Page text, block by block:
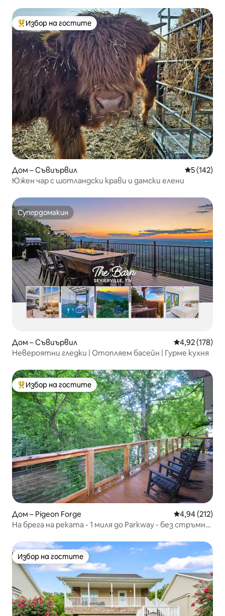
Най-популярен избор на гостите
Избор на гостите
Дом – Съвиървил Средна
5 (142)
Южен чар с шотландски крави и дамски елени
Супердомакин
Супердомакин
Дом – Съвиървил Средна
4,92 (178)
Невероятни гледки | Отопляем басейн | Гурме кухня
Най-популярен избор на гостите
Избор на гостите
Дом – Pigeon Forge Средна
4,94 (212)
На брега на реката - 1 миля до Parkway - без стръмни
Избор на гостите
Избор на гостите